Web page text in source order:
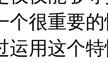
个很重要
运用这个